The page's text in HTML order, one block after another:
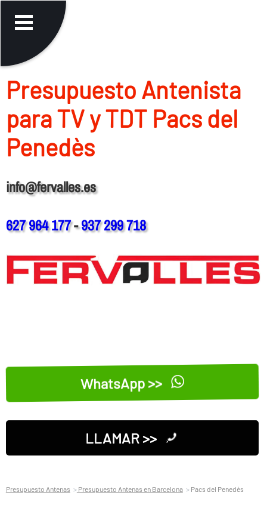
Presupuesto Antenista
para TV y TDT Pacs del
Penedès
info@fervalles.es
627 964 177-937 299 718
WhatsApp >>
LLAMAR >>
Presupuesto Antenas Presupuesto Antenas en Barcelona Pacs del Penedès